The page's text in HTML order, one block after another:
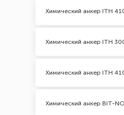
Химический анкер ITH
Химический анкер ITH
Химический анкер ITH
Химический анкер BIT-